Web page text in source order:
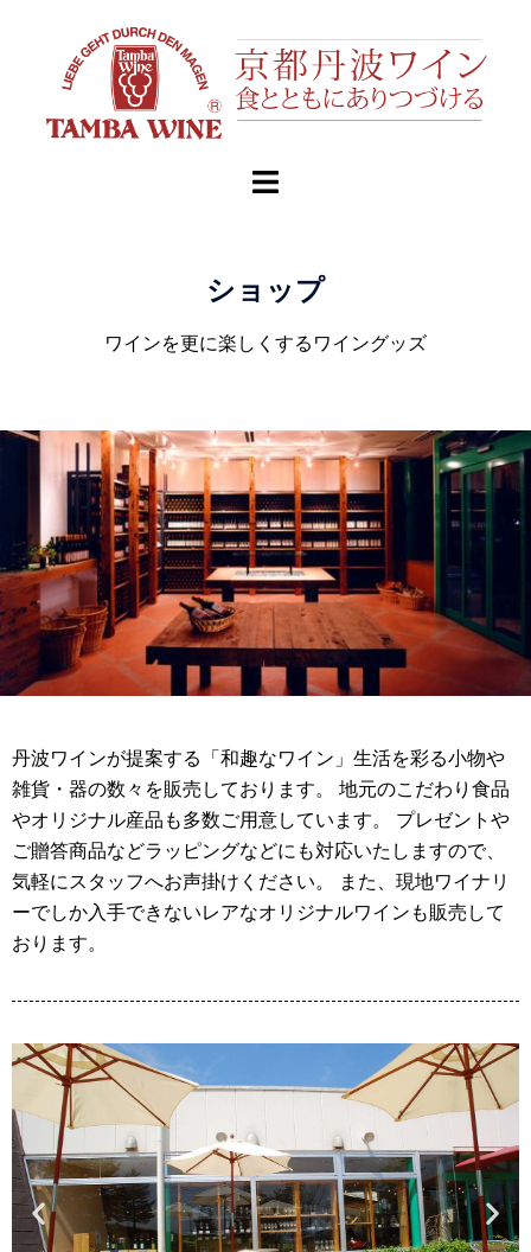
ショップ
ワインを更に楽しくするワイングッズ
丹波ワインが提案する「和趣なワイン」生活を彩る小物や
雑貨・器の数々を販売しております。 地元のこだわり食品
やオリジナル産品も多数ご用意しています。 プレゼントや
ご贈答商品などラッピングなどにも対応いたしますので、
気軽にスタッフへお声掛けください。 また、現地ワイナリ
ーでしか入手できないレアなオリジナルワインも販売して
おります。